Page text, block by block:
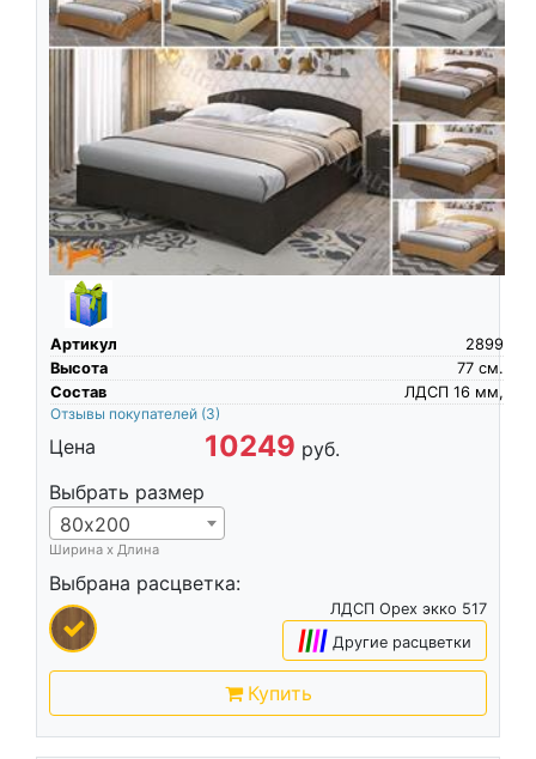
Артикул
2899
Высота
см.
77
Состав
ЛДСП 16 мм,
Отзывы покупателей (3)
Цена 10249 руб.
Выбрать размер
80х200
Ширина х Длина
Выбрана расцветка:
ЛДСП Орех экко 517
|||| Другие расцветки
Купить